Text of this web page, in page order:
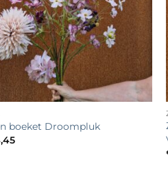
boeket Droompluk